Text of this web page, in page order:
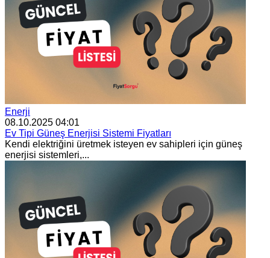
Enerji
08.10.2025 04:01
Ev Tipi Güneş Enerjisi Sistemi Fiyatları
Kendi elektriğini üretmek isteyen ev sahipleri için güneş
enerjisi sistemleri,...